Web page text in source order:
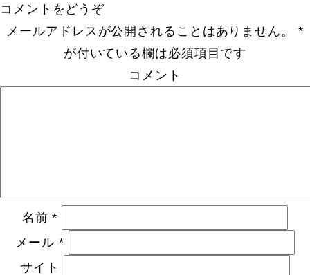
コメントをどうぞ
メールアドレスが公開されることはありません。
*
が付いている欄は必須項目です
コメント
名前*
メール *
サイト